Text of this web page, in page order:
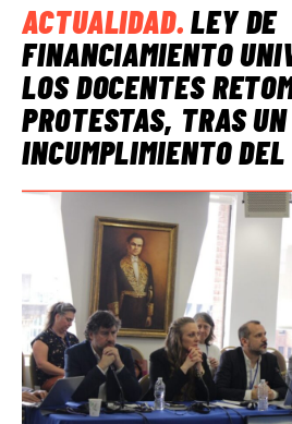
ACTUALIDAD.LEY DE
FINANCIAMIENTO
LOS DOCENTES
PROTESTAS, TRAS
INCUMPLIMIENTO DEL